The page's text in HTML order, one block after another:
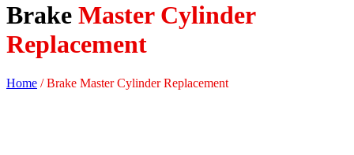
Brake Master Cylinder
Replacement
Home /Brake Master Cylinder Replacement